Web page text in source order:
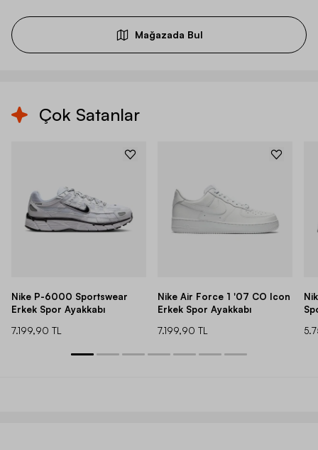
Mağazada Bul
Çok Satanlar
Nike P-6000 Sportswear
Erkek Spor Ayakkabı
7.199,90 TL
Nike Air Force 1 '07 CO Icon
Erkek Spor Ayakkabı
7.199,90 TL